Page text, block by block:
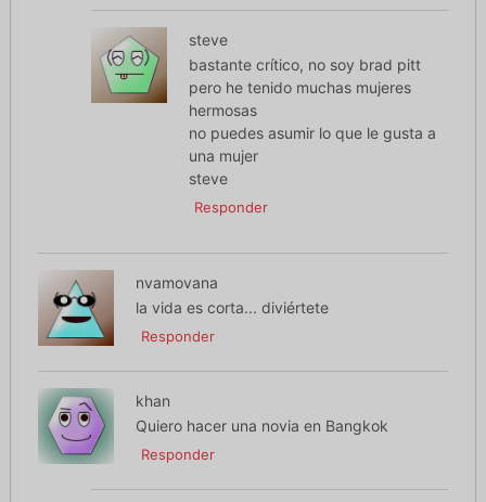
steve
bastante crítico, no soy brad pitt
pero he tenido muchas mujeres
hermosas
no puedes asumir lo que le gusta a
una mujer
steve
Responder
nvamovana
la vida es corta... diviértete
Responder
khan
Quiero hacer una novia en Bangkok
Responder